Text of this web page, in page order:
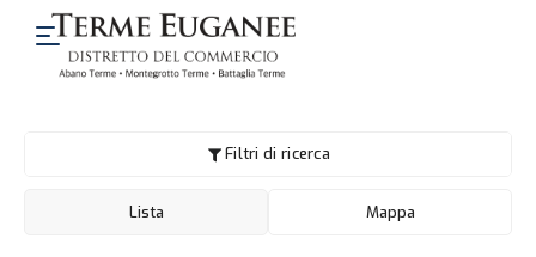
Filtri di ricerca
Lista Mappa